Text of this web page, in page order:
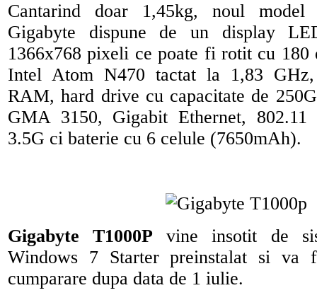
Cantarind doar 1,45kg, noul
Gigabyte dispune de un display
1366x768 pixeli ce poate fi rotit cu 180
Intel Atom N470 tactat la 1,83
RAM, hard drive cu capacitate de
GMA 3150, Gigabit Ethernet,
3.5G ci baterie cu 6 celule (7650mAh).
Gigabyte T1000P vine insotit de
Windows 7 Starter preinstalat si va
cumparare dupa data de 1 iulie.